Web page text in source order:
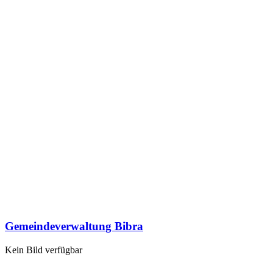
Gemeindeverwaltung Bibra
Kein Bild verfügbar